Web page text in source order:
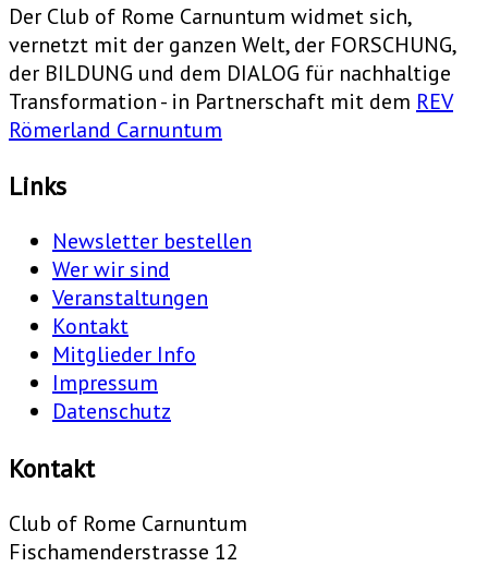
Der Club of Rome Carnuntum widmet sich,
vernetzt mit der ganzen Welt, der FORSCHUNG,
der BILDUNG und dem DIALOG für nachhaltige
Transformation - in Partnerschaft mit dem REV
Römerland Carnuntum
Links
Newsletter bestellen
Wer wir sind
Veranstaltungen
Kontakt
Mitglieder Info
Impressum
Datenschutz
Kontakt
Club of Rome Carnuntum
Fischamenderstrasse 12